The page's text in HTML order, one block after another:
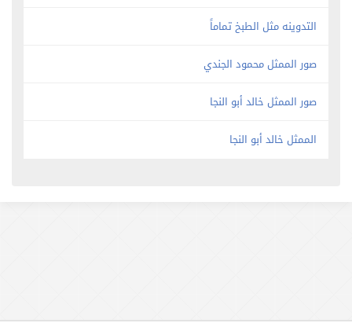
التدوينه مثل الطبخ تماماً
صور الممثل محمود الجندي
صور الممثل خالد أبو النجا
الممثل خالد أبو النجا